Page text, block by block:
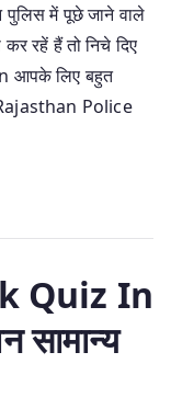
में पूछे जाने वाले
रहें हैं तो निचे दिए
आपके लिए बहुत
Rajasthan Police
Quiz In
सामान्य